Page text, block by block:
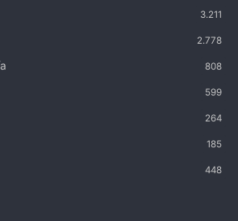
3.211
2.778
808
599
264
185
448